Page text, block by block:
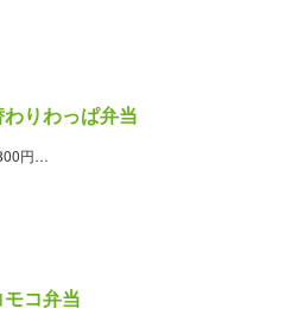
わりわっぱ弁当
円…
モコ弁当